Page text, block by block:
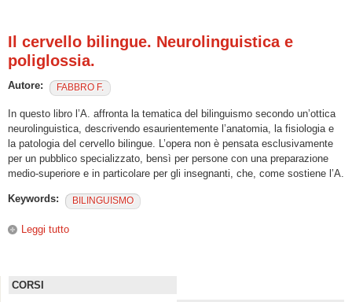
Il cervello bilingue. Neurolinguistica e
poliglossia.
Autore: FABBRO F.
In questo libro l’A. affronta la tematica del bilinguismo secondo un’ottica
neurolinguistica, descrivendo esaurientemente l’anatomia, la fisiologia e
la patologia del cervello bilingue. L’opera non è pensata esclusivamente
per un pubblico specializzato, bensì per persone con una preparazione
medio-superiore e in particolare per gli insegnanti, che, come sostiene l’A.
Keywords: BILINGUISMO
Leggi tutto
CORSI